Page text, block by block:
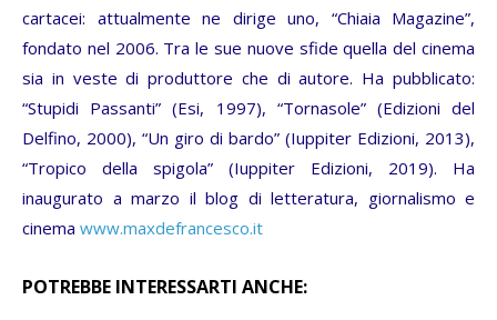
cartacei: attualmente ne dirige uno, “Chiaia Magazine”,
fondato nel 2006. Tra le sue nuove sfide quella del cinema
sia in veste di produttore che di autore. Ha pubblicato:
“Stupidi Passanti” (Esi, 1997), “Tornasole” (Edizioni del
Delfino, 2000), “Un giro di bardo” (Iuppiter Edizioni, 2013),
“Tropico della spigola” (Iuppiter Edizioni, 2019). Ha
inaugurato a marzo il blog di letteratura, giornalismo e
cinema www.maxdefrancesco.it
POTREBBE INTERESSARTI ANCHE: